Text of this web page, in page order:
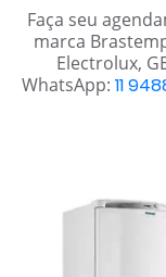
Faça seu
marca
Electrolux,
WhatsApp: 11